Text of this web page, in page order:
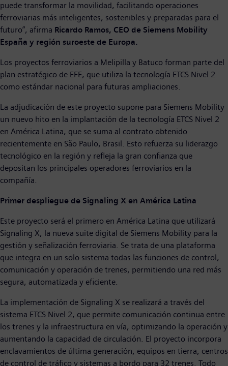
puede transformar la movilidad, facilitando operaciones
ferroviarias más inteligentes, sostenibles y preparadas para el
futuro”, afirma Ricardo Ramos, CEO de Siemens Mobility
España y región suroeste de Europa.
Los proyectos ferroviarios a Melipilla y Batuco forman parte del
plan estratégico de EFE, que utiliza la tecnología ETCS Nivel 2
como estándar nacional para futuras ampliaciones.
La adjudicación de este proyecto supone para Siemens Mobility
un nuevo hito en la implantación de la tecnología ETCS Nivel 2
en América Latina, que se suma al contrato obtenido
recientemente en São Paulo, Brasil. Esto refuerza su liderazgo
tecnológico en la región y refleja la gran confianza que
depositan los principales operadores ferroviarios en la
compañía.
Primer despliegue de Signaling X en América Latina
Este proyecto será el primero en América Latina que utilizará
Signaling X, la nueva suite digital de Siemens Mobility para la
gestión y señalización ferroviaria. Se trata de una plataforma
que integra en un solo sistema todas las funciones de control,
comunicación y operación de trenes, permitiendo una red más
segura, automatizada y eficiente.
La implementación de Signaling X se realizará a través del
sistema ETCS Nivel 2, que permite comunicación continua entre
los trenes y la infraestructura en vía, optimizando la operación y
aumentando la capacidad de circulación. El proyecto incorpora
enclavamientos de última generación, equipos en tierra, centros
de control de tráfico y sistemas a bordo para 32 trenes. Todo